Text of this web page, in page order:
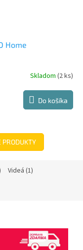
Home
Skladom (2 ks)
Do košíka
Videá (1)